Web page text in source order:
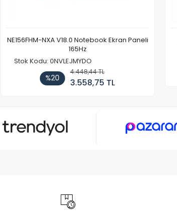
NE156FHM-NXA V18.0 Notebook Ekran Paneli
165Hz
Stok Kodu: 0NVLEJMYDO
%20
4.448,44 TL
3.558,75 TL